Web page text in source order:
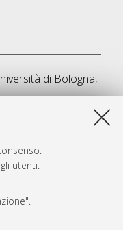
utenti.
di Bologna,
2026 CEST